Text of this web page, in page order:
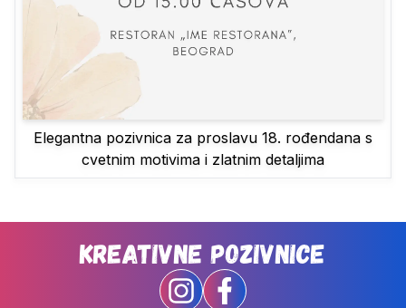
Elegantna pozivnica za proslavu 18. rođendana s
cvetnim motivima i zlatnim detaljima
Kreativne Pozivnice